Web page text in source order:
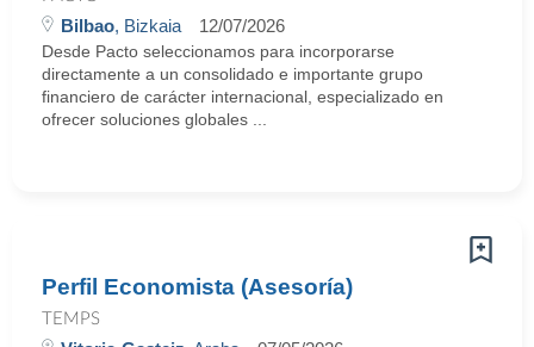
Bilbao, Bizkaia 12/07/2026
Desde Pacto seleccionamos para incorporarse
directamente a un consolidado e importante grupo
financiero de carácter internacional, especializado en
ofrecer soluciones globales ...
Perfil Economista (Asesoría)
TEMPS